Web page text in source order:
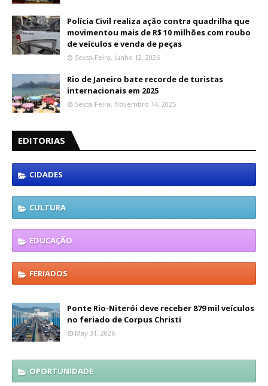
Polícia Civil realiza ação contra quadrilha que
movimentou mais de R$ 10 milhões com roubo
de veículos e venda de peças
Sexta-Feira, Junho 12, 2026
Rio de Janeiro bate recorde de turistas
internacionais em 2025
Sexta-Feira, Novembro 14, 2025
EDITORIAS
CIDADES
CULTURA
EDUCAÇÃO
FERIADOS
Ponte Rio-Niterói deve receber 879 mil veículos
no feriado de Corpus Christi
May 31, 2026
OPORTUNIDADE